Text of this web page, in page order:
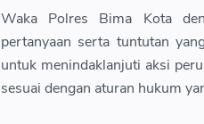
Waka Polres Bima Kota
pertanyaan serta tuntutan
untuk menindaklanjuti aksi
sesuai dengan aturan hukum